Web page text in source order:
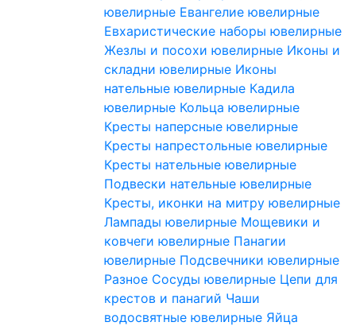
ювелирные Евангелие ювелирные
Евхаристические наборы ювелирные
Жезлы и посохи ювелирные Иконы и
складни ювелирные Иконы
нательные ювелирные Кадила
ювелирные Кольца ювелирные
Кресты наперсные ювелирные
Кресты напрестольные ювелирные
Кресты нательные ювелирные
Подвески нательные ювелирные
Кресты, иконки на митру ювелирные
Лампады ювелирные Мощевики и
ковчеги ювелирные Панагии
ювелирные Подсвечники ювелирные
Разное Сосуды ювелирные Цепи для
крестов и панагий Чаши
водосвятные ювелирные Яйца